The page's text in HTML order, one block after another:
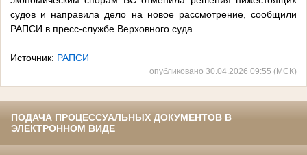
судов и направила дело на новое рассмотрение, сообщили
РАПСИ в пресс-службе Верховного суда.
Источник: РАПСИ
опубликовано 30.04.2026 09:55 (МСК)
ПОДАЧА ПРОЦЕССУАЛЬНЫХ ДОКУМЕНТОВ В
ЭЛЕКТРОННОМ ВИДЕ